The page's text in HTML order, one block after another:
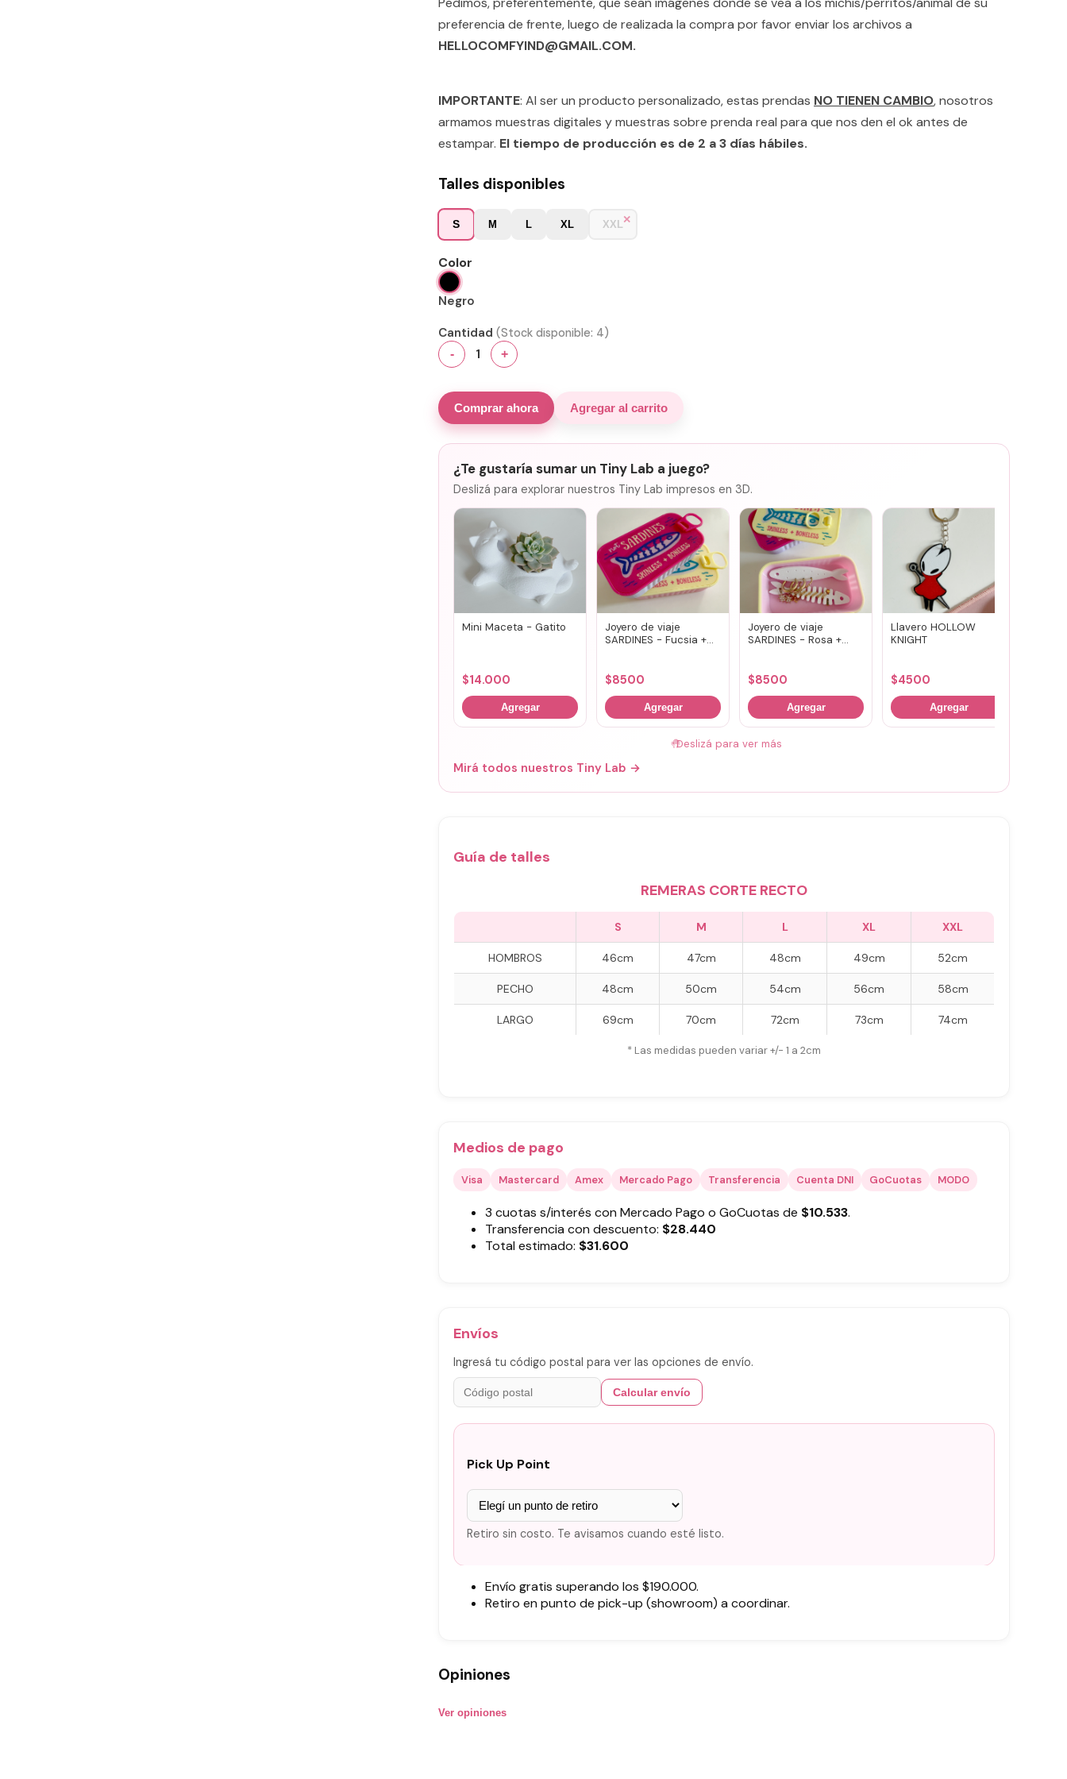
preferencia de frente, luego de realizada la compra por favor enviar los archivos a
HELLOCOMFYIND@GMAIL.COM.
IMPORTANTE: Al ser un producto personalizado, estas prendas NO TIENEN CAMBIO, nosotros
armamos muestras digitales y muestras sobre prenda real para que nos den el ok antes de
estampar. El tiempo de producción es de 2 a 3 días hábiles.
Talles disponibles
S M L XL XXL
Color
Negro
Cantidad (Stock disponible: 4)
- 1 +
Comprar ahora Agregar al carrito
¿Te gustaría sumar un Tiny Lab a juego?
Deslizá para explorar nuestros Tiny Lab impresos en 3D.
Mini Maceta - Gatito
$14.000
Agregar
Joyero de viaje
SARDINES - Fucsia +
$8500
Agregar
Joyero de viaje
SARDINES - Rosa +
$8500
Agregar
Llavero HOLLOW
KNIGHT
$4500
Agregar
🤚Deslizá para ver más
Mirá todos nuestros Tiny Lab →
Guía de talles
REMERAS CORTE RECTO
S M L XL XXL
HOMBROS 46cm 47cm 48cm 49cm 52cm
PECHO 48cm 50cm 54cm 56cm 58cm
LARGO 69cm 70cm 72cm 73cm 74cm
* Las medidas pueden variar +/- 1 a 2cm
Medios de pago
Visa Mastercard Amex Mercado Pago Transferencia Cuenta DNI GoCuotas MODO
3 cuotas s/interés con Mercado Pago o GoCuotas de $10.533.
Transferencia con descuento: $28.440
Total estimado: $31.600
Envíos
Ingresá tu código postal para ver las opciones de envío.
Calcular envío
Pick Up Point
Retiro sin costo. Te avisamos cuando esté listo.
Envío gratis superando los $190.000.
Retiro en punto de pick-up (showroom) a coordinar.
Opiniones
Ver opiniones